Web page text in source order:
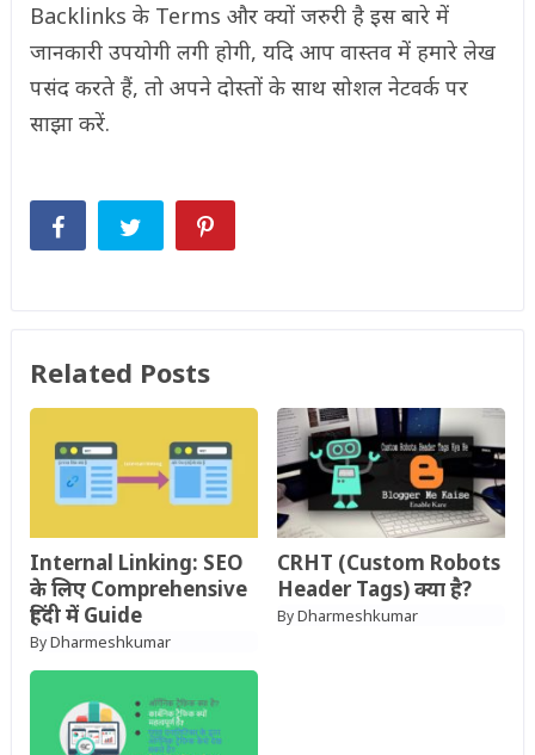
Backlinks के Terms और क्यों जरुरी है इस बारे में
जानकारी उपयोगी लगी होगी, यदि आप वास्तव में हमारे लेख
पसंद करते हैं, तो अपने दोस्तों के साथ सोशल नेटवर्क पर
साझा करें.
Related Posts
Internal Linking: SEO
के लिए Comprehensive
हिंदी में Guide
ByDharmeshkumar
CRHT (Custom Robots
Header Tags) क्या है?
ByDharmeshkumar